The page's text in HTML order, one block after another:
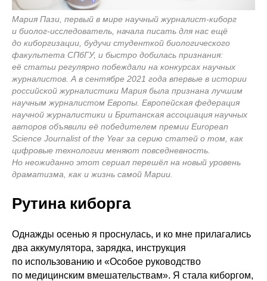
Мария Пази, первый в мире научный журналист-киборг
и биолог-исследователь, начала писать для нас ещё
до киборгизации, будучи студенткой биологического
факультета СПбГУ, и быстро добилась признания:
её статьи регулярно побеждали на конкурсах научных
журналистов. А в сентябре 2021 года впервые в истории
российской журналистики Мария была признана лучшим
научным журналистом Европы. Европейская федерация
научной журналистики и Британская ассоциация научных
авторов объявили её победителем премии European
Science Journalist of the Year за серию статей о том, как
цифровые технологии меняют повседневность.
Но неожиданно этот сериал перешёл на новый уровень
драматизма, как и жизнь самой Марии.
Рутина киборга
Однажды осенью я проснулась, и ко мне прилагались
два аккумулятора, зарядка, инструкция
по использованию и «Особое руководство
по медицинским вмешательствам». Я стала киборгом,